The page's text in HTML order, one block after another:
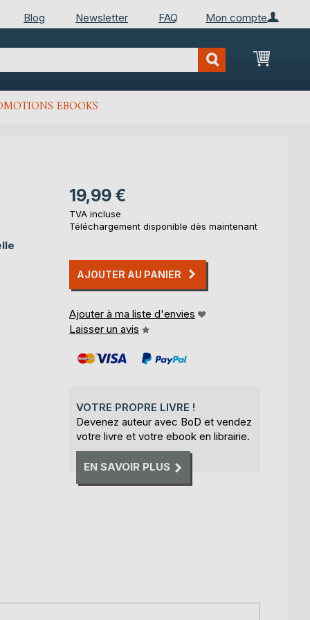
Mon compte
Blog Newsletter FAQ
Mon
EBOOKS
19,99 €
TVA incluse
Téléchargement disponible dès maintenant
AJOUTER AU PANIER
Ajouter à ma liste d'envies
Laisser un avis
VOTRE PROPRE LIVRE !
Devenez auteur avec BoD et vendez
votre livre et votre ebook en librairie.
EN SAVOIR PLUS